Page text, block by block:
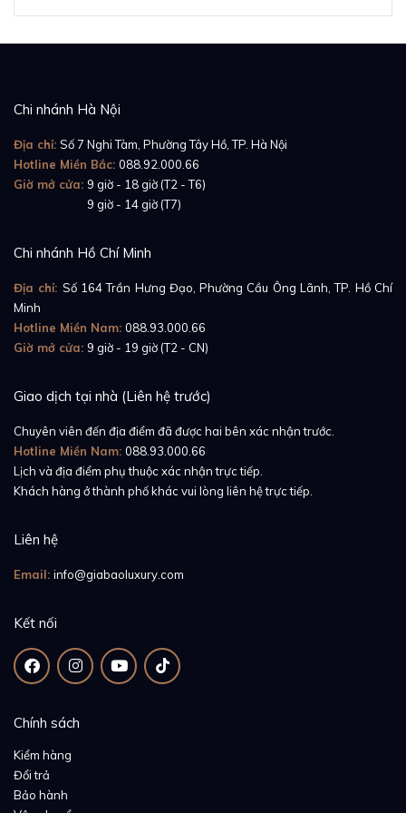
theo sự hào nhoáng mà dành cho những ai thực sự
hiểu giá trị của cái đẹp nội tại. Một doanh nhân yêu
thích sự khác biệt, một nghệ sĩ tìm kiếm sự cân bằng
tính – đây là chiếc đồng hồ sẽ khiến họ dừng lại, ngắm
nhìn và không ngừng khám phá từng chi tiết nhỏ
nhất.
VớiRoma Geometry,Schwarz Etienne
lý sống: sự tinh tế đến từ sự am hiểu và chính xác, vẻ
hảo cho những ai muốn đeo trên tay một tuyên ngôn
nghệ thuật đậm chất cá nhân.
Chi nhánh Hà Nội
Địa chỉ: Số 7 Nghi Tàm, Phường Tây Hồ, TP. Hà Nội
Hotline Miền Bắc: 088.92.000.66
Giờ mở cửa: 9 giờ - 18 giờ (T2 - T6)
9 giờ - 14 giờ (T7)
Chi nhánh Hồ Chí Minh
Địa chỉ: Số 164 Trần Hưng Đạo, Phường Cầu Ông Lãnh, TP. Hồ Chí
Minh
Hotline Miền Nam: 088.93.000.66
Giờ mở cửa: 9 giờ - 19 giờ (T2 - CN)
Giao dịch tại nhà (Liên hệ trước)
Chuyên viên đến địa điểm đã được hai bên xác nhận trước.
Hotline Miền Nam: 088.93.000.66
Lịch và địa điểm phụ thuộc xác nhận trực tiếp.
Khách hàng ở thành phố khác vui lòng liên hệ trực tiếp.
Liên hệ
Email: info@giabaoluxury.com
Kết nối
Chính sách
Kiểm hàng
Đổi trả
Bảo hành